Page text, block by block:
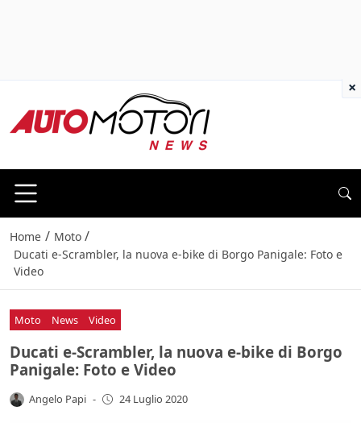
Home / Moto /
Ducati e-Scrambler, la nuova e-bike di Borgo Panigale: Foto e
Video
Moto News Video
Ducati e-Scrambler, la nuova e-bike di Borgo
Panigale: Foto e Video
Angelo Papi - 24 Luglio 2020
×